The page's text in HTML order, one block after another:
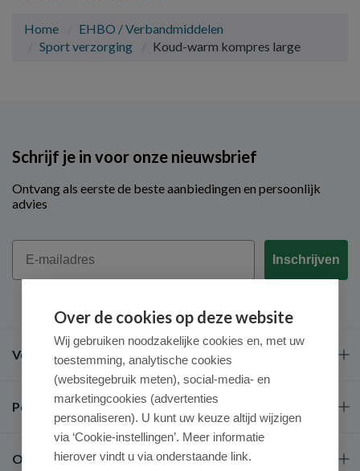
Home
EHBO / Verbandmiddelen
Sport verzorging
Koud-warm kompres large
Schrijf je in voor onze nieuwsbrief
Ontvang als eerste de beste aanbiedingen en persoonlijk
advies
Email
Inschrijven
Veel gestelde vragen
Populaire merken
Over ons
Over de cookies op deze website
Wij gebruiken noodzakelijke cookies en, met uw
toestemming, analytische cookies
(websitegebruik meten), social-media- en
marketingcookies (advertenties
personaliseren). U kunt uw keuze altijd wijzigen
via ‘Cookie-instellingen’. Meer informatie
hierover vindt u via onderstaande link.